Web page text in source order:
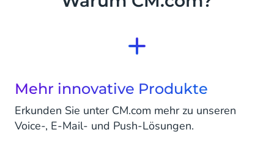
Mehr innovative Produkte
Erkunden Sie unter CM.com mehr zu unseren
Voice-, E-Mail- und Push-Lösungen.